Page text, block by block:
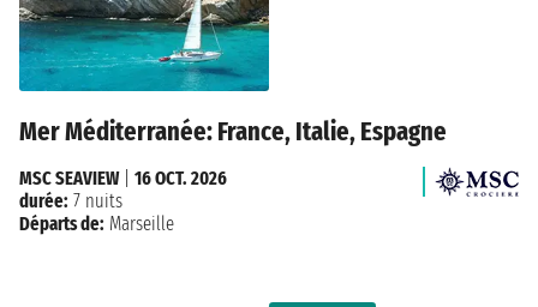
Mer Méditerranée: France, Italie, Espagne
MSC SEAVIEW| 16 OCT. 2026
durée: 7 nuits
Départs de: Marseille